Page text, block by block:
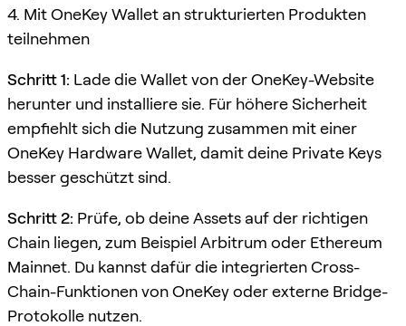
4. Mit OneKey Wallet an strukturierten Produkten
teilnehmen
Schritt 1: Lade die Wallet von der OneKey-Website
herunter und installiere sie. Für höhere Sicherheit
empfiehlt sich die Nutzung zusammen mit einer
OneKey Hardware Wallet, damit deine Private Keys
besser geschützt sind.
Schritt 2: Prüfe, ob deine Assets auf der richtigen
Chain liegen, zum Beispiel Arbitrum oder Ethereum
Mainnet. Du kannst dafür die integrierten Cross-
Chain-Funktionen von OneKey oder externe Bridge-
Protokolle nutzen.